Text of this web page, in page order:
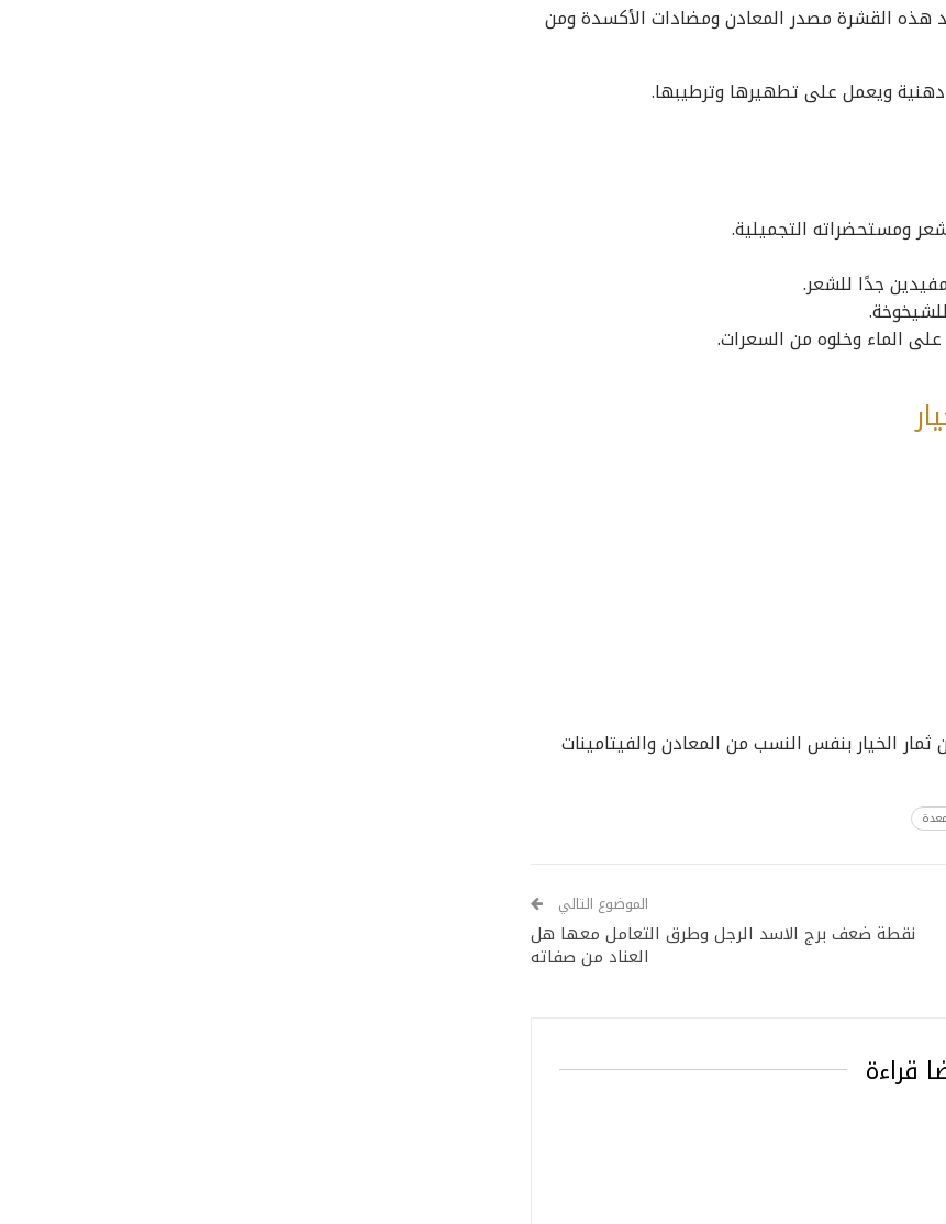
هذه القشرة مصدر المعادن ومضادات الأكسدة ومن
دهنية ويعمل على تطهيرها وترطيبها.
ومستحضراته التجميلية.
جدًا للشعر.
الماء وخلوه من السعرات.
الخيار بنفس النسب من المعادن والفيتامينات
الموضوع التالي
نقطة ضعف برج الاسد الرجل وطرق التعامل معها هل
العناد من صفاته
قراءة